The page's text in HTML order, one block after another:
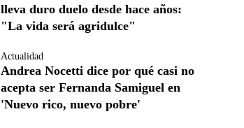
lleva duro duelo desde hace años:
"La vida será agridulce"
Actualidad
Andrea Nocetti dice por qué casi no
acepta ser Fernanda Samiguel en
'Nuevo rico, nuevo pobre'